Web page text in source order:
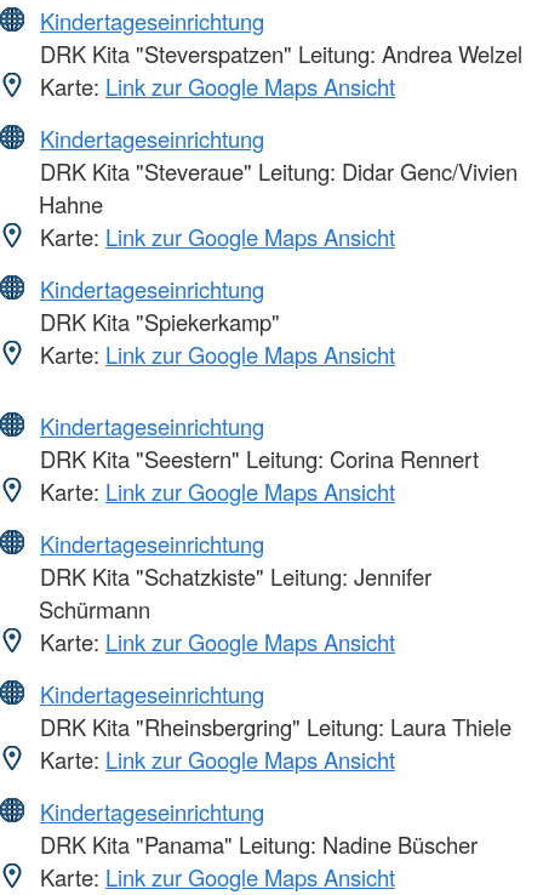
Kindertageseinrichtung
DRK Kita "Steverspatzen" Leitung: Andrea Welzel
Karte: Link zur Google Maps Ansicht
Kindertageseinrichtung
DRK Kita "Steveraue" Leitung: Didar Genc/Vivien
Hahne
Karte: Link zur Google Maps Ansicht
Kindertageseinrichtung
DRK Kita "Spiekerkamp"
Karte: Link zur Google Maps Ansicht
Kindertageseinrichtung
DRK Kita "Seestern" Leitung: Corina Rennert
Karte: Link zur Google Maps Ansicht
Kindertageseinrichtung
DRK Kita "Schatzkiste" Leitung: Jennifer
Schürmann
Karte: Link zur Google Maps Ansicht
Kindertageseinrichtung
DRK Kita "Rheinsbergring" Leitung: Laura Thiele
Karte: Link zur Google Maps Ansicht
Kindertageseinrichtung
DRK Kita "Panama" Leitung: Nadine Büscher
Karte: Link zur Google Maps Ansicht